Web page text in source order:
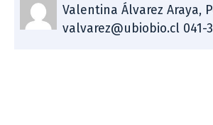
Valentina Álvarez Araya,
valvarez@ubiobio.cl 041-